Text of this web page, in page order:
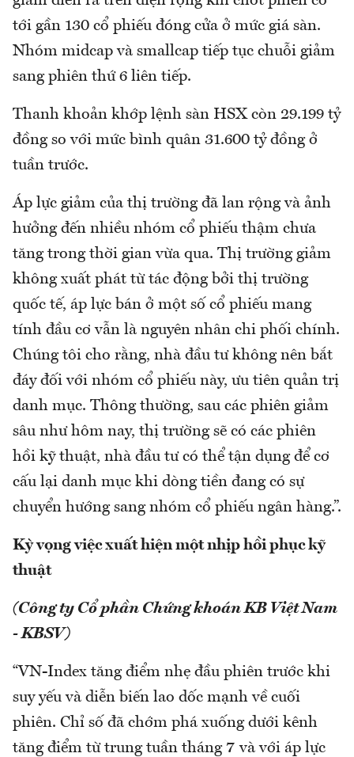
tới gần 130 cổ phiếu đóng cửa ở mức giá sàn.
Nhóm midcap và smallcap tiếp tục chuỗi giảm
sang phiên thứ 6 liên tiếp.
Thanh khoản khớp lệnh sàn HSX còn 29.199 tỷ
đồng so với mức bình quân 31.600 tỷ đồng ở
tuần trước.
Áp lực giảm của thị trường đã lan rộng và ảnh
hưởng đến nhiều nhóm cổ phiếu thậm chưa
tăng trong thời gian vừa qua. Thị trường giảm
không xuất phát từ tác động bởi thị trường
quốc tế, áp lực bán ở một số cổ phiếu mang
tính đầu cơ vẫn là nguyên nhân chi phối chính.
Chúng tôi cho rằng, nhà đầu tư không nên bắt
đáy đối với nhóm cổ phiếu này, ưu tiên quản trị
danh mục. Thông thường, sau các phiên giảm
sâu như hôm nay, thị trường sẽ có các phiên
hồi kỹ thuật, nhà đầu tư có thể tận dụng để cơ
cấu lại danh mục khi dòng tiền đang có sự
chuyển hướng sang nhóm cổ phiếu ngân hàng.”.
Kỳ vọng việc xuất hiện một nhịp hồi phục kỹ
thuật
(Công ty Cổ phần Chứng khoán KB Việt Nam
- KBSV)
“VN-Index tăng điểm nhẹ đầu phiên trước khi
suy yếu và diễn biến lao dốc mạnh về cuối
phiên. Chỉ số đã chớm phá xuống dưới kênh
tăng điểm từ trung tuần tháng 7 và với áp lực